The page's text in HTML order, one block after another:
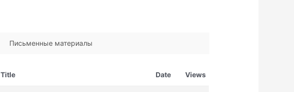
Письменные материалы
Title Date Views